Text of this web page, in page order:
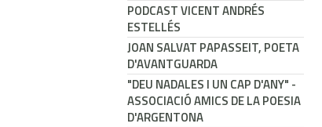
PODCAST VICENT ANDRÉS
ESTELLÉS
JOAN SALVAT PAPASSEIT, POETA
D'AVANTGUARDA
"DEU NADALES I UN CAP D'ANY" -
ASSOCIACIÓ AMICS DE LA POESIA
D'ARGENTONA